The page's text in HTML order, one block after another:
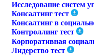
Исследование систем
Консалтинг тест
Консалтинг в
Контроллинг тест
Корпоративная
Лидерство тест